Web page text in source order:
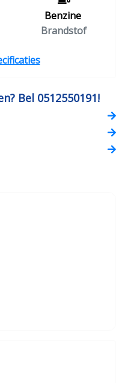
Benzine
Brandstof
Bel 0512550191!